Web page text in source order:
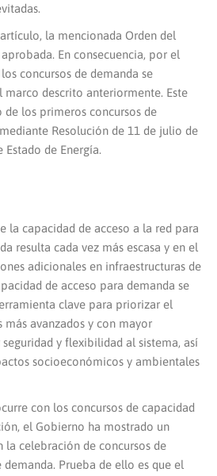
la mencionada Orden del
En consecuencia, por el
concursos de demanda se
descrito anteriormente. Este
de los primeros concursos de
Resolución de 11 de julio de
Estado de Energía.
la capacidad de acceso a la red para
resulta cada vez más escasa y en el
adicionales en infraestructuras de
de acceso para demanda se
clave para priorizar el
más avanzados y con mayor
y flexibilidad al sistema, así
socioeconómicos y ambientales
con los concursos de capacidad
el Gobierno ha mostrado un
celebración de concursos de
demanda. Prueba de ello es que el